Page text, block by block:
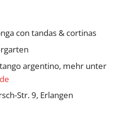
con tandas & cortinas
argentino, mehr unter
Str. 9, Erlangen